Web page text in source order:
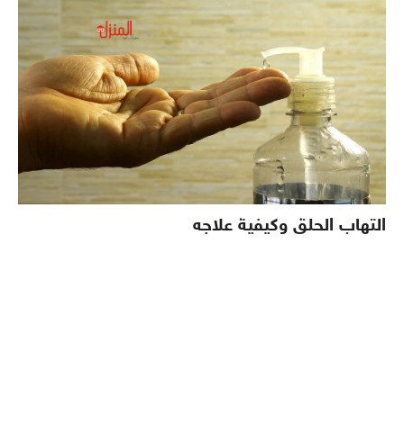
التهاب الحلق وكيفية علاجه